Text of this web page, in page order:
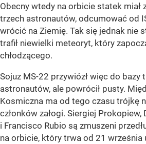
Obecny wtedy na orbicie statek miał
trzech astronautów, odcumować od
wrócić na Ziemię. Tak się jednak nie
trafił niewielki meteoryt, który
chłodzącego.
Sojuz MS-22 przywiózł więc do bazy
astronautów, ale powrócił pusty.
Kosmiczna ma od tego czasu trójkę
członków załogi. Siergiej Prokopiew,
i Francisco Rubio są zmuszeni
na orbicie, który trwa od 21 września